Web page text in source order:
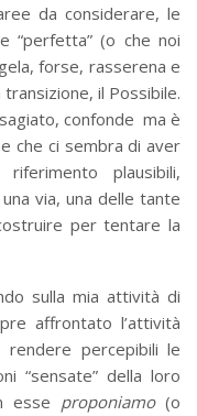
da considerare, le
“perfetta” (o che noi
forse, rasserena e
il Possibile.
confonde ma è
che ci sembra di aver
plausibili,
via, una delle tante
per tentare la
sulla mia attività di
affrontato l’attività
rendere percepibili le
“sensate” della loro
proponiamo(o